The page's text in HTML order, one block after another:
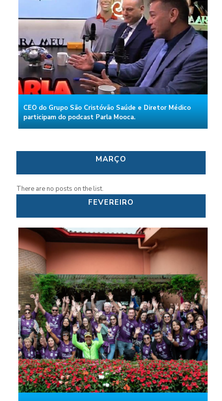
CEO do Grupo São Cristóvão Saúde e Diretor Médico
participam do podcast Parla Mooca.
MARÇO
There are no posts on the list.
FEVEREIRO